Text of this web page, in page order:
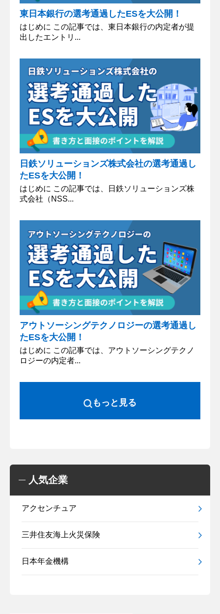
東日本銀行の選考通過したESを大公開！
はじめに この記事では、東日本銀行の内定者が提
出したエントリ...
日鉄ソリューションズ株式会社の選考通過し
たESを大公開！
はじめに この記事では、日鉄ソリューションズ株
式会社（NSS...
アウトソーシングテクノロジーの選考通過し
たESを大公開！
はじめに この記事では、アウトソーシングテクノ
ロジーの内定者...
もっと見る
人気企業
アクセンチュア
三井住友海上火災保険
日本年金機構